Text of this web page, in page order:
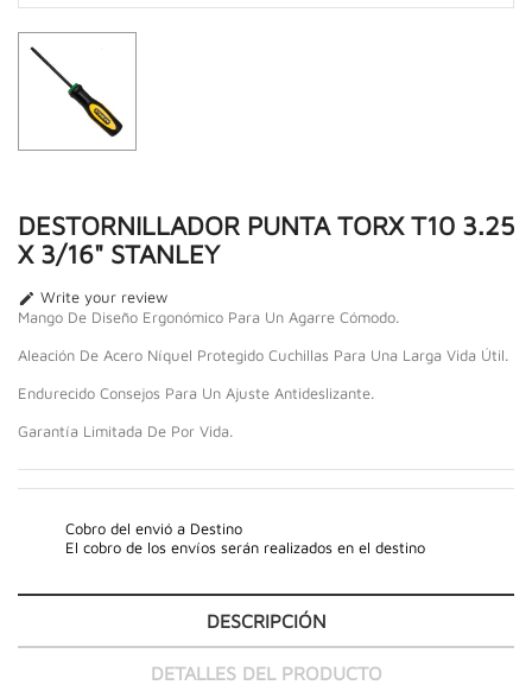
DESTORNILLADOR PUNTA TORX T10 3.25
X 3/16" STANLEY
 Write your review
Mango De Diseño Ergonómico Para Un Agarre Cómodo.
Aleación De Acero Níquel Protegido Cuchillas Para Una Larga Vida Útil.
Endurecido Consejos Para Un Ajuste Antideslizante.
Garantía Limitada De Por Vida.
Cobro del envió a Destino
El cobro de los envíos serán realizados en el destino
DESCRIPCIÓN
DETALLES DEL PRODUCTO